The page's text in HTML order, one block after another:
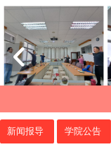
新闻报导 学院公告